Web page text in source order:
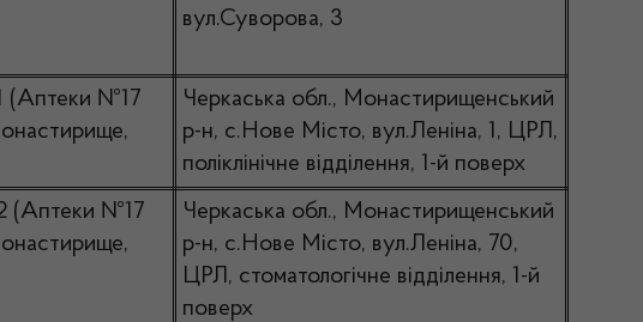
вул.Суворова, 3
(Аптеки №17
Черкаська обл., Монастирищенський
р-н, с.Нове Місто, вул.Леніна, 1, ЦРЛ,
поліклінічне відділення, 1-й поверх
(Аптеки №17
Черкаська обл., Монастирищенський
р-н, с.Нове Місто, вул.Леніна, 70,
ЦРЛ, стоматологічне відділення, 1-й
поверх